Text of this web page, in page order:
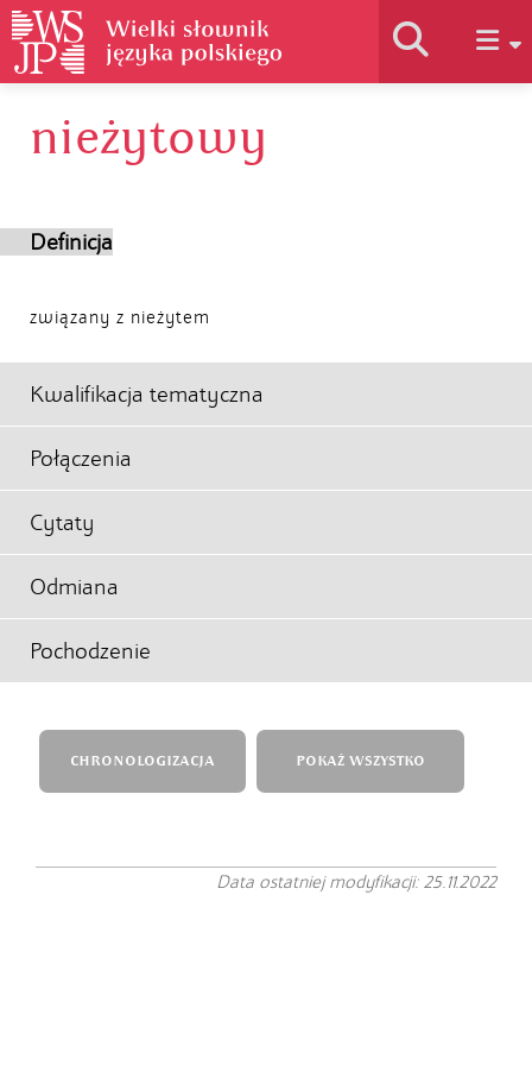
Historia słownika
nieżytowy
Definicja
związany z nieżytem
Kwalifikacja tematyczna
Połączenia
Cytaty
Odmiana
Pochodzenie
CHRONOLOGIZACJA POKAŻ WSZYSTKO
Data ostatniej modyfikacji: 25.11.2022